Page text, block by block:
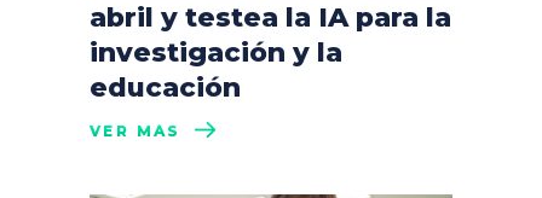
abril y testea la IA para la
investigación y la
educación
VER MÁS